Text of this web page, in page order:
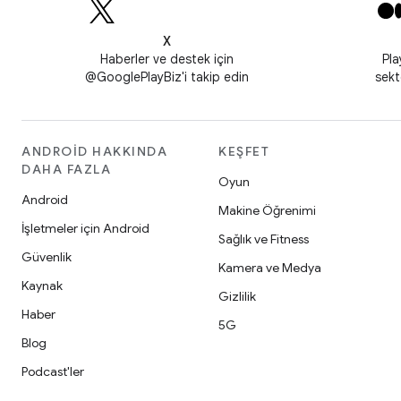
X
Haberler ve destek için
@GooglePlayBiz'i takip edin
ANDROID HAKKINDA
DAHA FAZLA
Android
İşletmeler için Android
Güvenlik
Kaynak
Haber
Blog
Podcast'ler
KEŞFET
Oyun
Makine Öğrenimi
Sağlık ve Fitness
Kamera ve Medya
Gizlilik
5G